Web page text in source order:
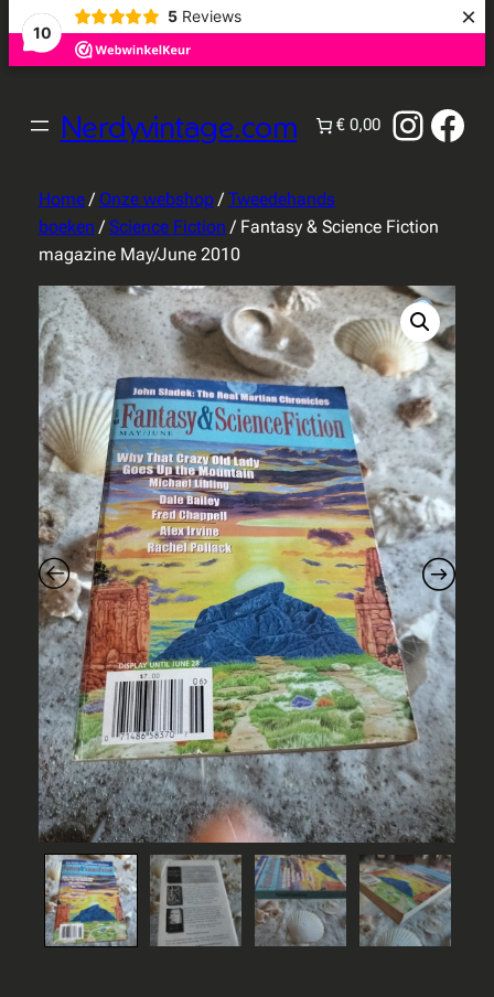
10
5 Reviews ×
Nerdyvintage.com € 0,00
Home/ Onze webshop/ Tweedehands
boeken / Science Fiction / Fantasy & Science Fiction
magazine May/June 2010